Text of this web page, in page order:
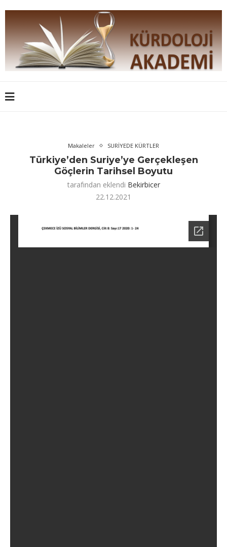
Makaleler SURİYEDE KÜRTLER
Türkiye’den Suriye’ye Gerçekleşen
Göçlerin Tarihsel Boyutu
tarafından eklendi Bekirbicer
22.12.2021